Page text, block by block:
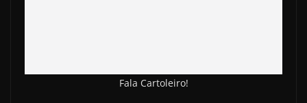
Fala Cartoleiro!